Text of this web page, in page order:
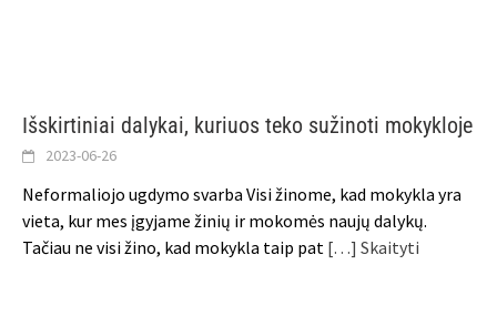
Išskirtiniai dalykai, kuriuos teko sužinoti mokykloje
2023-06-26
Neformaliojo ugdymo svarba Visi žinome, kad mokykla yra
vieta, kur mes įgyjame žinių ir mokomės naujų dalykų.
Tačiau ne visi žino, kad mokykla taip pat […] Skaityti